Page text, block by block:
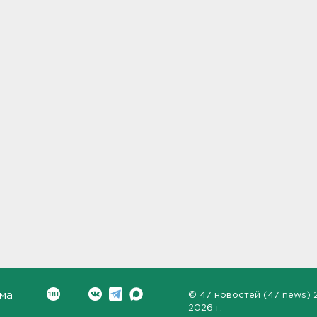
© 47 новостей (47 news)
2026 г.